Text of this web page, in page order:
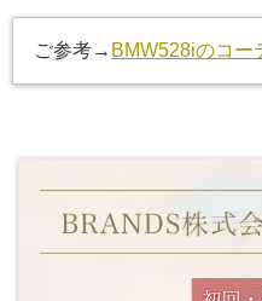
ご参考→ BMW528iのコー